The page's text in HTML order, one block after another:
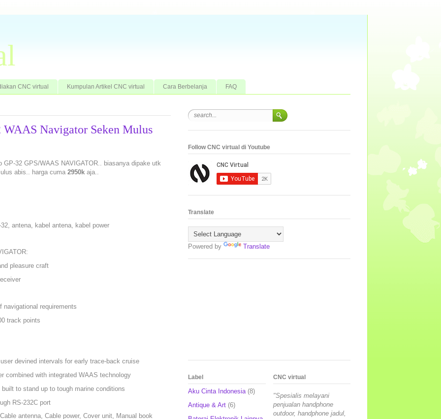
CNC virtual Kumpulan Artikel CNC virtual Cara Berbelanja FAQ
WAAS Navigator Seken Mulus
32 GPS/WAAS NAVIGATOR.. biasanya dipake utk
abis.. harga cuma 2950k aja..
antena, kabel antena, kabel power
pleasure craft
requirements
track points
devined intervals for early trace-back cruise
combined with integrated WAAS technology
to stand up to tough marine conditions
RS-232C port
antenna, Cable power, Cover unit, Manual book
Follow CNC virtual di Youtube
Translate
Powered by Translate
Label
Aku Cinta Indonesia (8)
Antique & Art (6)
CNC virtual
"Spesialis melayani
penjualan handphone
outdoor, handphone jadul,